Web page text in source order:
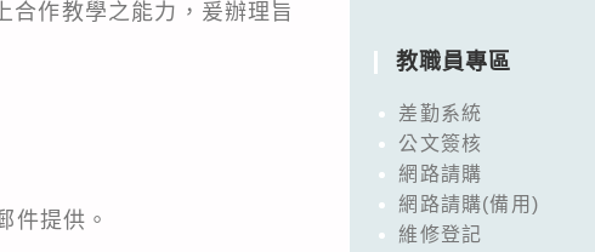
合作教學之能力，爰辦理旨
件提供。
教職員專區
差勤系統
公文簽核
網路請購
網路請購(備用)
維修登記